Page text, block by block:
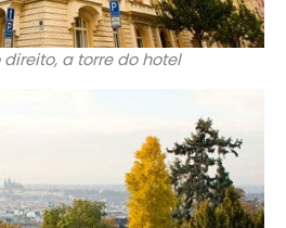
a torre do hotel